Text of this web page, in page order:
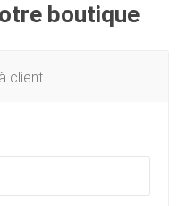
boutique
client